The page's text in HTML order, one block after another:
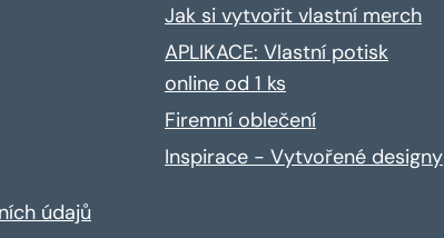
údajů
Jak si vytvořit vlastní merch
APLIKACE: Vlastní potisk
online od 1 ks
Firemní oblečení
Inspirace - Vytvořené designy